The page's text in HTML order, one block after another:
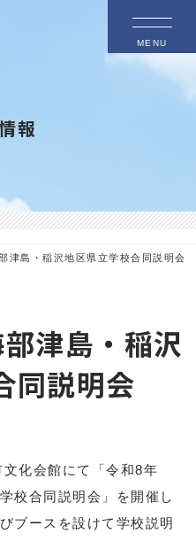
MENU
報
津島・稲沢地区県立学校合同説明会
津島・稲沢
同説明会
化会館にて「令和8年
校合同説明会」を開催し
ブースを設けて学校説明